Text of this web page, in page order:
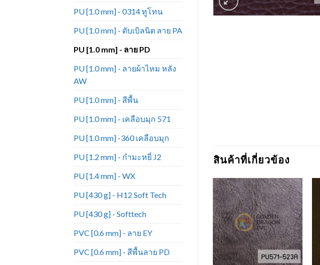
PU [1.0 mm] - 0314 ทูโทน
PU [1.0 mm] - ดับเบิลนิต ลาย PA
PU [1.0 mm] - ลาย PD
PU [1.0 mm] - ลายผ้าไหม หลัง
AW
PU [1.0 mm] - สีพื้น
PU [1.0 mm] - เคลือบมุก 571
PU [1.0 mm] -360 เคลือบมุก
PU [1.2 mm] - กำมะหยี่ J2
PU [1.4 mm] - WX
PU [430 g] - H12 Soft Tech
PU [430 g] - Softtech
PVC [0.6 mm] - ลาย EY
PVC [0.6 mm] - สีพื้นลาย PD
สินค้าที่เกี่ยวข้อง
Add to
Wishlist
+
Wishlist